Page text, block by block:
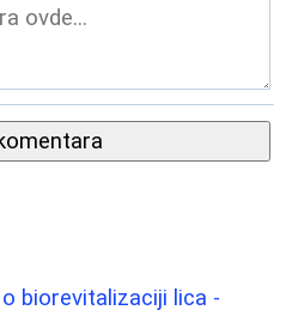
biorevitalizaciji lica -